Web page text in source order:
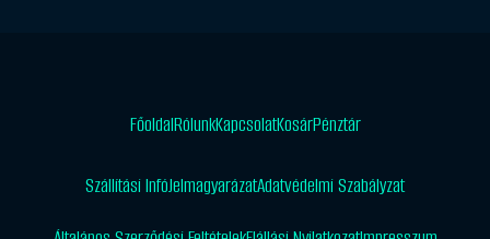
FőoldalRólunkKapcsolatKosárPénztár
Szállítási InfóJelmagyarázatAdatvédelmi Szabályzat